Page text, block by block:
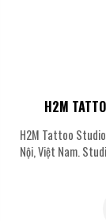
Xà
H2M
H2M Tattoo
Nội, Việt Nam.